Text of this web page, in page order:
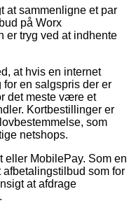
at sammenligne et par
på Worx
er tryg ved at indhente
at hvis en internet
en salgspris der er
det meste være et
Kortbestillinger er
som
netshops.
eller MobilePay. Som en
som for
at afdrage